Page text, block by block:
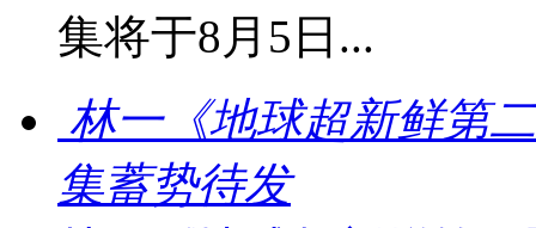
集将于8月5日...
林一《地球超新鲜第
集蓄势待发